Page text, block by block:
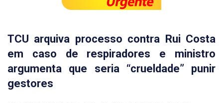
TCU arquiva processo contra Rui Costa
em caso de respiradores e ministro
argumenta que seria “crueldade” punir
gestores